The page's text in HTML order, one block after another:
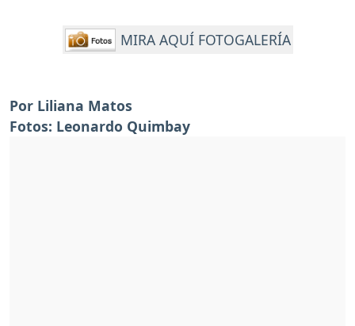
MIRA AQUÍ FOTOGALERÍA
Por Liliana Matos
Fotos: Leonardo Quimbay